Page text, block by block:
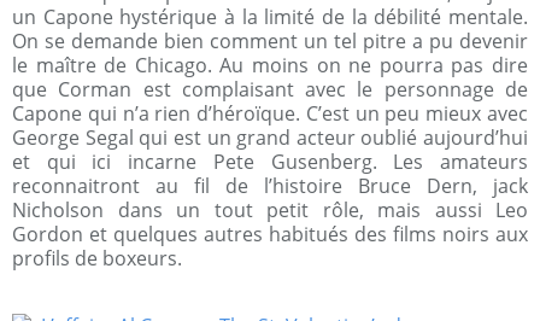
un Capone hystérique à la limité de la débilité mentale.
On se demande bien comment un tel pitre a pu devenir
le maître de Chicago. Au moins on ne pourra pas dire
que Corman est complaisant avec le personnage de
Capone qui n’a rien d’héroïque. C’est un peu mieux avec
George Segal qui est un grand acteur oublié aujourd’hui
et qui ici incarne Pete Gusenberg. Les amateurs
reconnaitront au fil de l’histoire Bruce Dern, jack
Nicholson dans un tout petit rôle, mais aussi Leo
Gordon et quelques autres habitués des films noirs aux
profils de boxeurs.